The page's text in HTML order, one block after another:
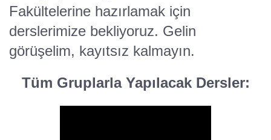
Fakültelerine hazırlamak için
derslerimize bekliyoruz. Gelin
görüşelim, kayıtsız kalmayın.
Tüm Gruplarla Yapılacak Dersler: